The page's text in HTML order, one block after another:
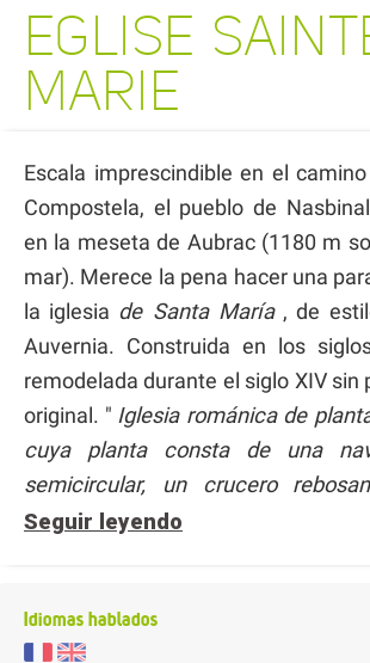
EGLISE
MARIE
Escala imprescindible en el
Compostela, el pueblo de
en la meseta de Aubrac (1180 m
mar). Merece la pena hacer una
la iglesia de Santa María, de
Auvernia. Construida en los
remodelada durante el siglo XIV sin
original. " Iglesia románica de
cuya planta consta de una
semicircular, un crucero
Seguir leyendo
Idiomas hablados